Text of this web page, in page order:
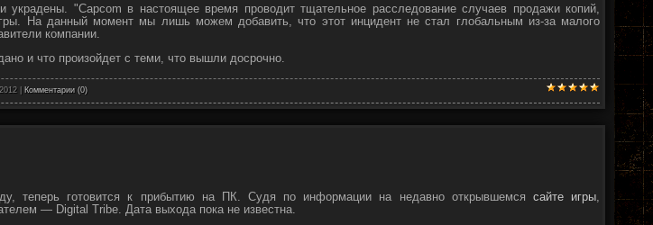
украдены. "Capcom в настоящее время проводит тщательное расследование случаев продажи копий,
На данный момент мы лишь можем добавить, что этот инцидент не стал глобальным из-за малого
компании.
и что произойдет с теми, что вышли досрочно.
| Комментарии (0)
теперь готовится к прибытию на ПК. Судя по информации на недавно открывшемся сайте игры
— Digital Tribe. Дата выхода пока не известна.